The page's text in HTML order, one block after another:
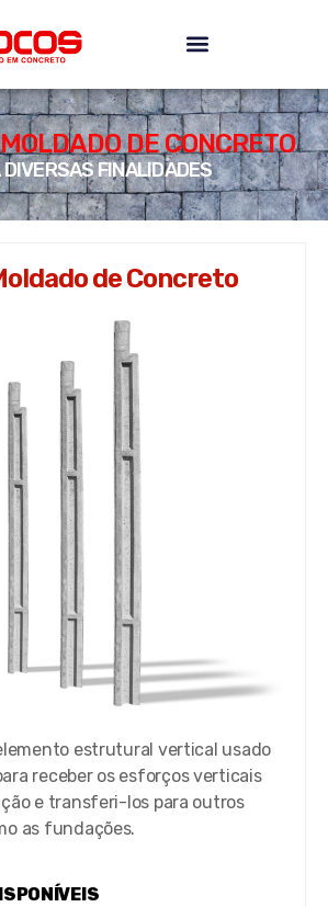
DE CONCRETO
FINALIDADES
de Concreto
estrutural vertical usado
receber os esforços verticais
e transferi-los para outros
as fundações.